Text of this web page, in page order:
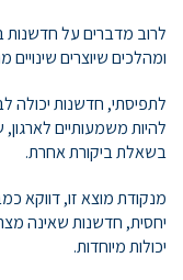
לרוב מדברים על חדשנות
ומהלכים שיוצרים
לתפיסתי, חדשנות יכולה
להיות משמעותיים
בשאלת ביקורת אחרת.
מנקודת מוצא זו, דווקא
יחסית, חדשנות שאינה
יכולות מיוחדות.